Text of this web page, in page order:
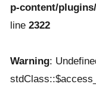
p-content/
line 2322
Warning: